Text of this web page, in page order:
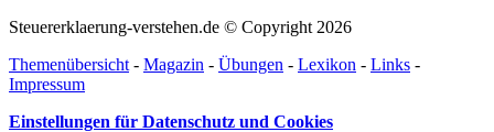
Steuererklaerung-verstehen.de © Copyright 2026
Themenübersicht - Magazin - Übungen - Lexikon - Links -
Impressum
Einstellungen für Datenschutz und Cookies